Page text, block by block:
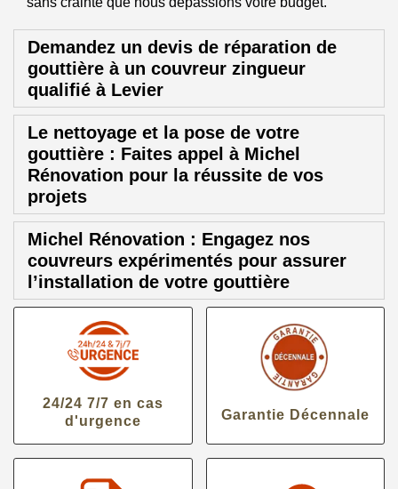
Demandez un devis de réparation de
gouttière à un couvreur zingueur
qualifié à Levier
Le nettoyage et la pose de votre
gouttière : Faites appel à Michel
Rénovation pour la réussite de vos
projets
Michel Rénovation : Engagez nos
couvreurs expérimentés pour assurer
l’installation de votre gouttière
24/24 7/7 en cas
d'urgence
Garantie Décennale